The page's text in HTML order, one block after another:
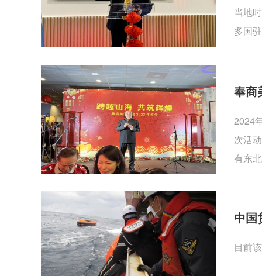
当地
多国
奉商
2024
次活
有东
中国
目前